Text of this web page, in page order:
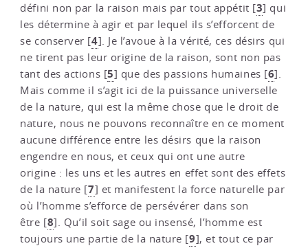
défini non par la raison mais par tout appétit [3] qui
les détermine à agir et par lequel ils s’efforcent de
se conserver [4]. Je l’avoue à la vérité, ces désirs qui
ne tirent pas leur origine de la raison, sont non pas
tant des actions [5] que des passions humaines [6].
Mais comme il s’agit ici de la puissance universelle
de la nature, qui est la même chose que le droit de
nature, nous ne pouvons reconnaître en ce moment
aucune différence entre les désirs que la raison
engendre en nous, et ceux qui ont une autre
origine : les uns et les autres en effet sont des effets
de la nature [7] et manifestent la force naturelle par
où l’homme s’efforce de persévérer dans son
être [8]. Qu’il soit sage ou insensé, l’homme est
toujours une partie de la nature [9], et tout ce par